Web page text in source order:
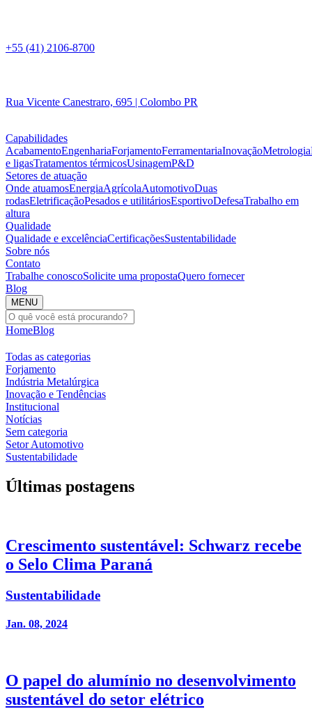
+55 (41) 2106-8700
Rua Vicente Canestraro, 695 | Colombo PR
Capabilidades
AcabamentoEngenhariaForjamentoFerramentariaInovaçãoMetrologia
e ligasTratamentos térmicosUsinagemP&D
Setores de atuação
Onde atuamosEnergiaAgrícolaAutomotivoDuas
rodasEletrificaçãoPesados e utilitáriosEsportivoDefesaTrabalho em
altura
Qualidade
Qualidade e excelênciaCertificaçõesSustentabilidade
Sobre nós
Contato
Trabalhe conoscoSolicite uma propostaQuero fornecer
Blog
MENU
HomeBlog
Todas as categorias
Forjamento
Indústria Metalúrgica
Inovação e Tendências
Institucional
Notícias
Sem categoria
Setor Automotivo
Sustentabilidade
Últimas postagens
Crescimento sustentável: Schwarz recebe
o Selo Clima Paraná
Sustentabilidade
Jan. 08, 2024
O papel do alumínio no desenvolvimento
sustentável do setor elétrico